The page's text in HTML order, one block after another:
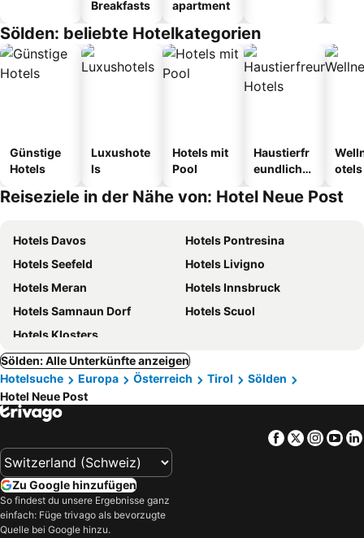
Breakfasts
apartment
Sölden: beliebte Hotelkategorien
Günstige
Hotels
Luxushote
ls
Hotels mit
Pool
Haustierfr
eundliche
otels
Reiseziele in der Nähe von: Hotel Neue Post
Hotels Davos
Hotels Pontresina
Hotels Seefeld
Hotels Livigno
Hotels Meran
Hotels Innsbruck
Hotels Samnaun Dorf
Hotels Scuol
Hotels Klosters
Sölden: Alle Unterkünfte anzeigen
Hotelsuche
Europa Österreich Tirol
Sölden
Hotel Neue Post
Facebook
Twitter
Zu Google hinzufügen
So findest du unsere Ergebnisse ganz
einfach: Füge trivago als bevorzugte
Quelle bei Google hinzu.